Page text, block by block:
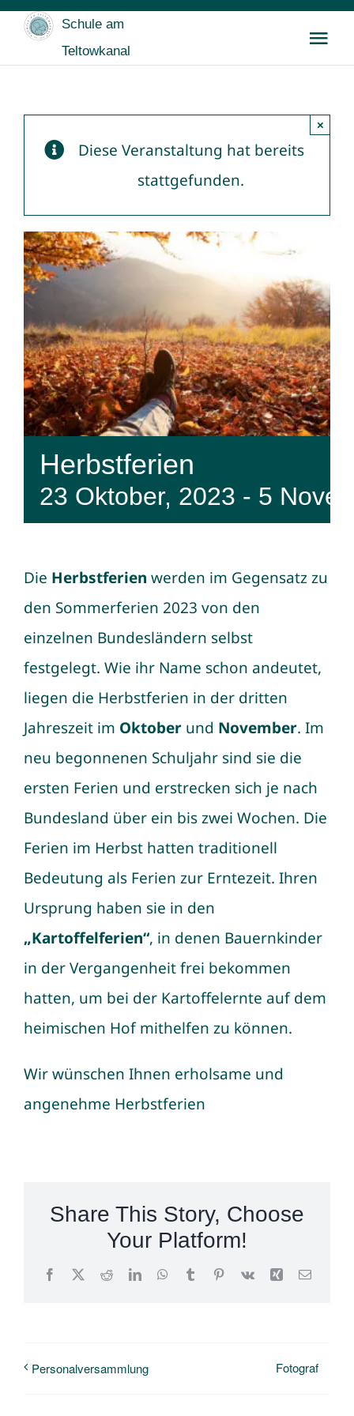
Zum
Inhalt
Schule am
Teltowkanal
Für Eltern
Buntes & Archiv
Diese Veranstaltung hat bereits
stattgefunden.
×
Herbstferien
23 Oktober, 2023 - 5
Die Herbstferien werden im Gegensatz zu
den Sommerferien 2023 von den
einzelnen Bundesländern selbst
festgelegt. Wie ihr Name schon andeutet,
liegen die Herbstferien in der dritten
Jahreszeit im Oktober und November. Im
neu begonnenen Schuljahr sind sie die
ersten Ferien und erstrecken sich je nach
Bundesland über ein bis zwei Wochen. Die
Ferien im Herbst hatten traditionell
Bedeutung als Ferien zur Erntezeit. Ihren
Ursprung haben sie in den
„Kartoffelferien“, in denen Bauernkinder
in der Vergangenheit frei bekommen
hatten, um bei der Kartoffelernte auf dem
heimischen Hof mithelfen zu können.
Wir wünschen Ihnen erholsame und
angenehme Herbstferien
Share This Story, Choose
Your Platform!
Facebook
X RedditLinkedInWhatsApp
TumblrPinterest
Vk Xing E-
Personalversammlung Fotograf